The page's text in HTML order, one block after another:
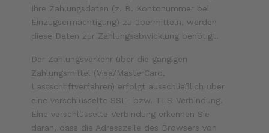
Ihre Zahlungsdaten (z. B. Kontonummer bei
Einzugsermächtigung) zu übermitteln, werden
diese Daten zur Zahlungsabwicklung benötigt.
Der Zahlungsverkehr über die gängigen
Zahlungsmittel (Visa/MasterCard,
Lastschriftverfahren) erfolgt ausschließlich über
eine verschlüsselte SSL- bzw. TLS-Verbindung.
Eine verschlüsselte Verbindung erkennen Sie
daran, dass die Adresszeile des Browsers von